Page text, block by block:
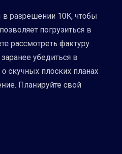
в разрешении 10K, чтобы
погрузиться в
рассмотреть фактуру
убедиться в
скучных плоских планах
Планируйте свой